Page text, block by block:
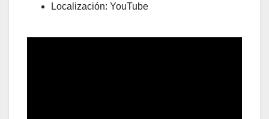
Localización: YouTube